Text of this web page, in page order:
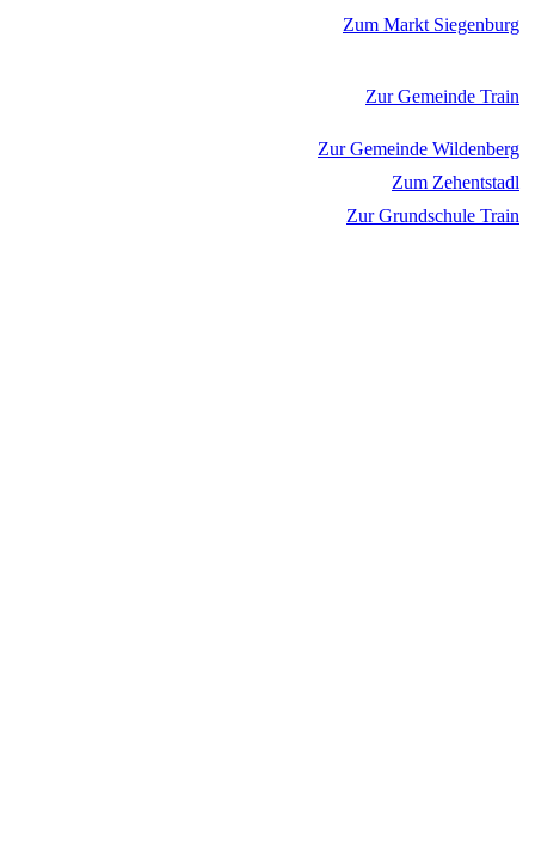
Zum Markt Siegenburg
Zur Gemeinde Train
Zur Gemeinde Wildenberg
Zum Zehentstadl
Zur Grundschule Train